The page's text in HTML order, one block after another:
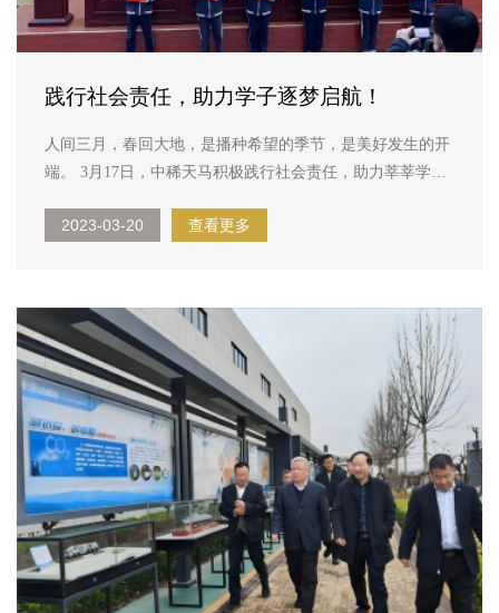
践行社会责任，助力学子逐梦启航！
人间三月，春回大地，是播种希望的季节，是美好发生的开
端。 3月17日，中稀天马积极践行社会责任，助力莘莘学子
梁山县教体局在梁山县现代高级中学举办中稀天马“童享未
2023-03-20 查看更多